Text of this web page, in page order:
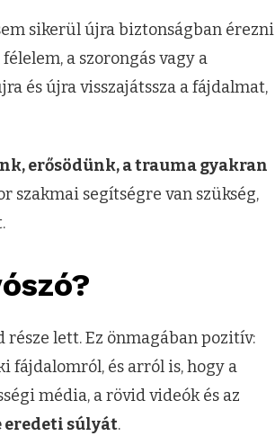
sikerül újra biztonságban érezni
a szorongás vagy a
és újra visszajátssza a fájdalmat,
erősödünk, a trauma gyakran
szakmai segítségre van szükség,
lett. Ez önmagában pozitív:
fájdalomról, és arról is, hogy a
média, a rövid videók és az
eredeti súlyát.